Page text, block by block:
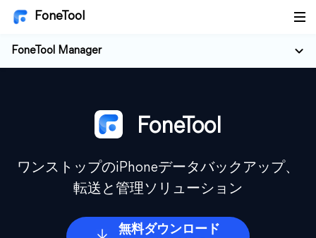
FoneTool
FoneTool Manager
FoneTool
ワンストップのiPhoneデータバックアップ、
転送と管理ソリューション
無料ダウンロード